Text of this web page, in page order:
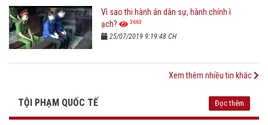
Vì sao thi hành án dân sự, hành chính ì
ạch?
3663
25/07/2019 9:19:48 CH
Xem thêm nhiều tin khác
TỘI PHẠM QUỐC TẾ Đọc thêm